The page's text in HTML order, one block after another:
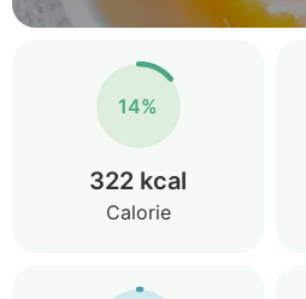
14%
322 kcal
Calorie